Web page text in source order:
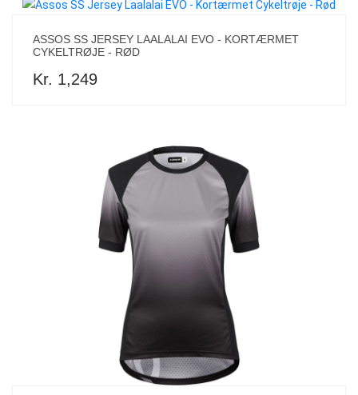
ASSOS SS JERSEY LAALALAI EVO - KORTÆRMET
CYKELTRØJE - RØD
Kr. 1,249